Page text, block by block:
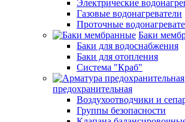
Электрические
Газовые водонагреватели
Проточные
Баки
Баки для водоснабжения
Баки для отопления
Система "Краб"
предохранительная
Воздухоотводчики и
Группы безопасности